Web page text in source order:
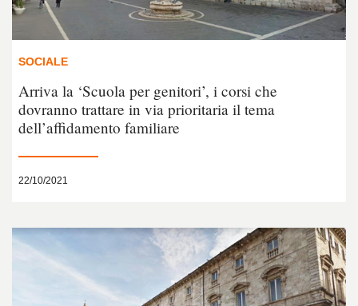
SOCIALE
Arriva la ‘Scuola per genitori’, i corsi che
dovranno trattare in via prioritaria il tema
dell’affidamento familiare
22/10/2021